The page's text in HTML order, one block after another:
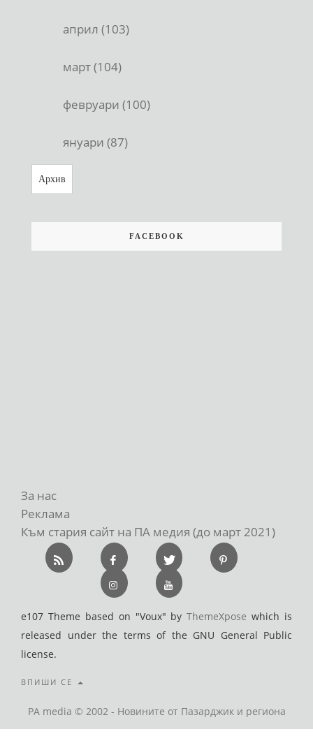
април (103)
март (104)
февруари (100)
януари (87)
Архив
FACEBOOK
За нас
Реклама
Към стария сайт на ПА медия (до март 2021)
e107 Theme based on "Voux" byThemeXpose which is
released under the terms of the GNU General Public
license.
ВПИШИ СЕ
PA media © 2002 - Новините от Пазарджик и региона